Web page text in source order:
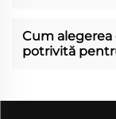
Cum
potrivită